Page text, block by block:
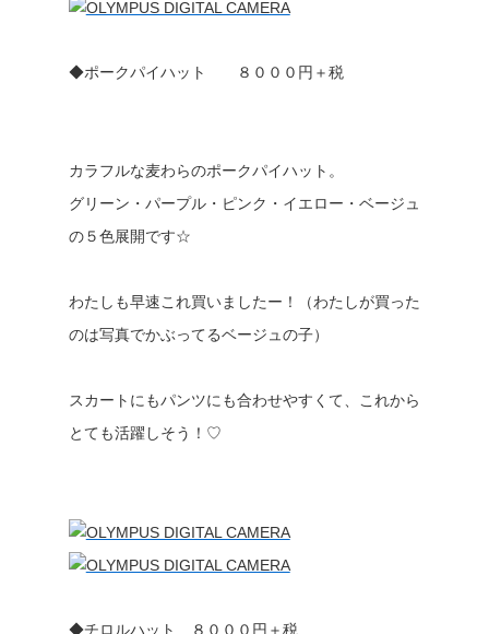
◆ポークパイハット ８０００円＋税
カラフルな麦わらのポークパイハット。
グリーン・パープル・ピンク・イエロー・ベージュ
の５色展開です☆
わたしも早速これ買いましたー！（わたしが買った
のは写真でかぶってるベージュの子）
スカートにもパンツにも合わせやすくて、これから
とても活躍しそう！♡
◆チロルハット ８０００円＋税